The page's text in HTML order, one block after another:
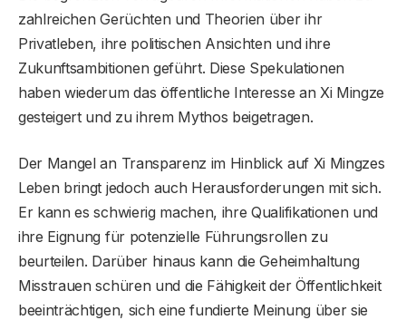
zahlreichen Gerüchten und Theorien über ihr
Privatleben, ihre politischen Ansichten und ihre
Zukunftsambitionen geführt. Diese Spekulationen
haben wiederum das öffentliche Interesse an Xi Mingze
gesteigert und zu ihrem Mythos beigetragen.
Der Mangel an Transparenz im Hinblick auf Xi Mingzes
Leben bringt jedoch auch Herausforderungen mit sich.
Er kann es schwierig machen, ihre Qualifikationen und
ihre Eignung für potenzielle Führungsrollen zu
beurteilen. Darüber hinaus kann die Geheimhaltung
Misstrauen schüren und die Fähigkeit der Öffentlichkeit
beeinträchtigen, sich eine fundierte Meinung über sie